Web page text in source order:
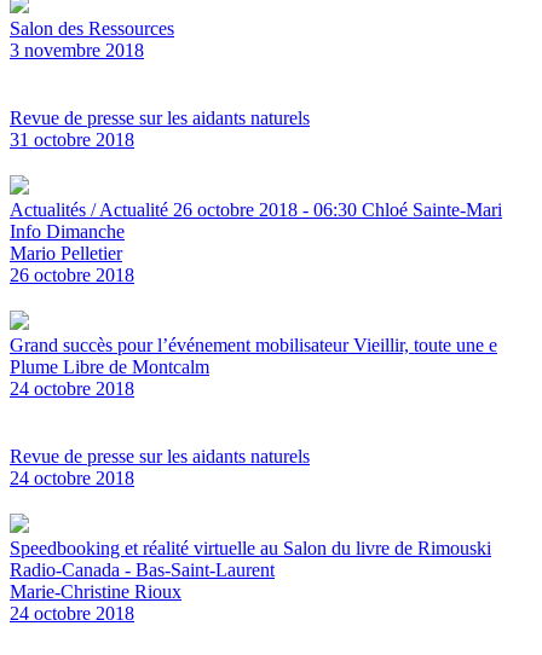
Salon des Ressources
3 novembre 2018
Revue de presse sur les aidants naturels
31 octobre 2018
Actualités / Actualité 26 octobre 2018 - 06:30 Chloé Sainte-Mari
Info Dimanche
Mario Pelletier
26 octobre 2018
Grand succès pour l’événement mobilisateur Vieillir, toute une e
Plume Libre de Montcalm
24 octobre 2018
Revue de presse sur les aidants naturels
24 octobre 2018
Speedbooking et réalité virtuelle au Salon du livre de Rimouski
Radio-Canada - Bas-Saint-Laurent
Marie-Christine Rioux
24 octobre 2018